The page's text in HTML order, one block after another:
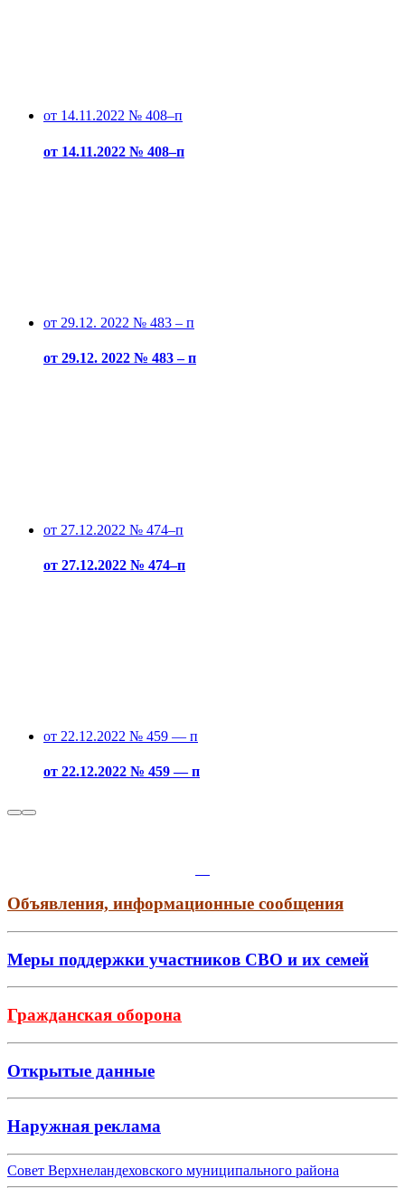
от 14.11.2022 № 408–п
от 14.11.2022 № 408–п
от 29.12. 2022 № 483 – п
от 29.12. 2022 № 483 – п
от 27.12.2022 № 474–п
от 27.12.2022 № 474–п
от 22.12.2022 № 459 — п
от 22.12.2022 № 459 — п
Объявления, информационные сообщения
Меры поддержки участников СВО и их семей
Гражданская оборона
Открытые данные
Наружная реклама
Совет Верхнеландеховского муниципального района